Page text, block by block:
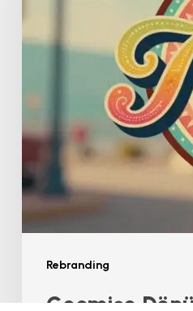
Rebranding
Dönmek
Rebranding
Stratejisi
Geçmişe